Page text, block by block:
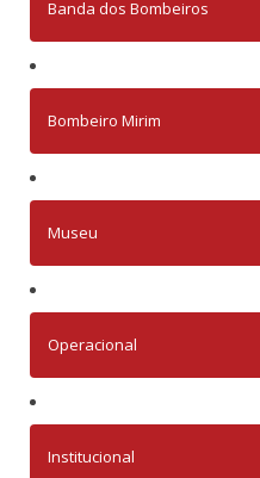
Banda dos Bombeiros
Bombeiro Mirim
Museu
Operacional
Institucional